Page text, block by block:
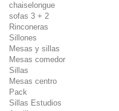
chaiselongue
sofas 3 + 2
Rinconeras
Sillones
Mesas y sillas
Mesas comedor
Sillas
Mesas centro
Pack
Sillas Estudios